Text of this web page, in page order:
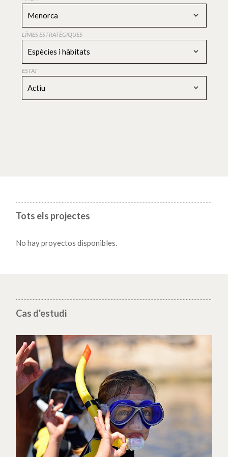
Menorca
LÍNIES ESTRATÈGIQUES
Espècies i hàbitats
ESTAT
Actiu
Tots els projectes
No hay proyectos disponibles.
Cas d'estudi